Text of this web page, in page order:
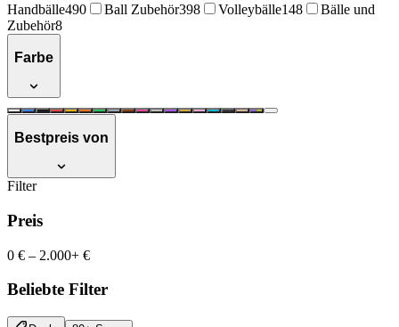
Handbälle490 Ball Zubehör398 Volleybälle148
Bälle und
Zubehör8
Farbe
Bestpreis von
Filter
Preis
0 € – 2.000+ €
Beliebte Filter